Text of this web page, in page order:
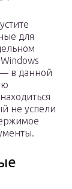
для
— в данной
не успели